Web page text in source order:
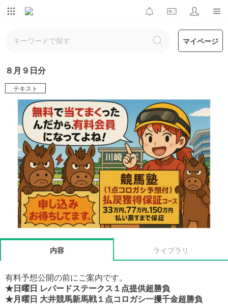
マイページ
８月９日分
テキスト
内容 ライブラリ
有料予想公開の前にご案内です。
★日曜日 レパードステークス１点提供超勝負
★月曜日 大井競馬新馬戦１点コロガシ一攫千金超勝負